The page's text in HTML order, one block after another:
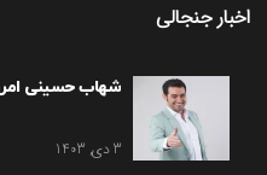
اخبار جنجالی
شهاب حسینی
3 دی, 1403